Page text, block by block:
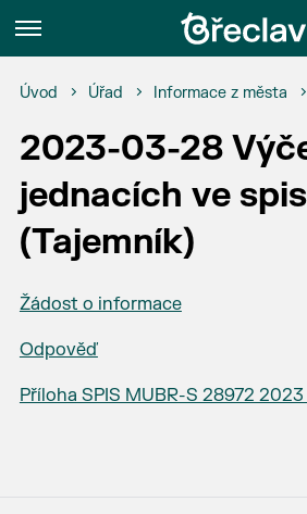
Menu
Úvod Úřad Informace z města
2023-03-28
jednacích ve
(Tajemník)
Žádost o informace
Odpověď
Příloha SPIS MUBR-S 28972 2023